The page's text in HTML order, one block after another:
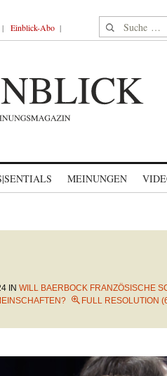
Einblick-Abo Suche nach:
MEINUNGEN
IN WILL BAERBOCK FRANZÖSISCHE
FULL RESOLUTION